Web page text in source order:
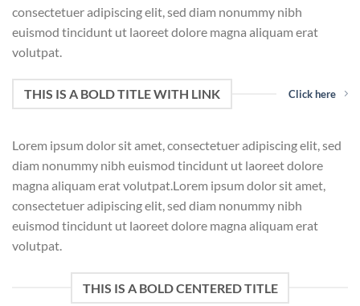
consectetuer adipiscing elit, sed diam nonummy nibh
euismod tincidunt ut laoreet dolore magna aliquam erat
volutpat.
THIS IS A BOLD TITLE WITH LINK Click here
Lorem ipsum dolor sit amet, consectetuer adipiscing elit, sed
diam nonummy nibh euismod tincidunt ut laoreet dolore
magna aliquam erat volutpat.Lorem ipsum dolor sit amet,
consectetuer adipiscing elit, sed diam nonummy nibh
euismod tincidunt ut laoreet dolore magna aliquam erat
volutpat.
THIS IS A BOLD CENTERED TITLE